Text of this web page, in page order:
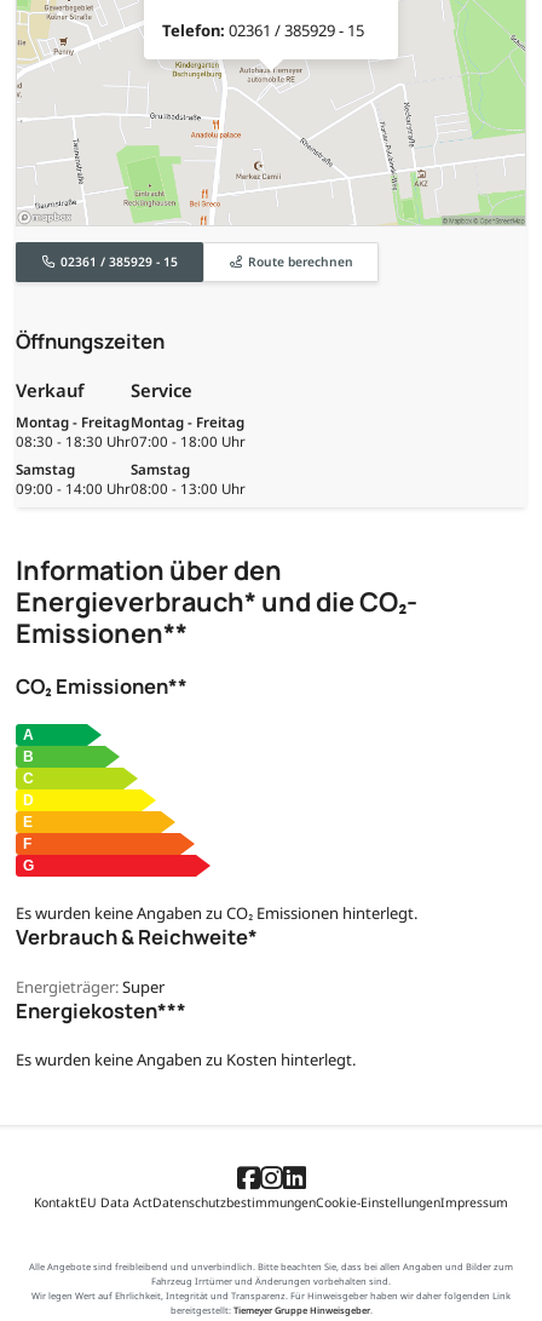
Telefon: 02361 / 385929 - 15
02361 / 385929 - 15 Route berechnen
Öffnungszeiten
Verkauf
Montag - Freitag
08:30 - 18:30 Uhr
Samstag
09:00 - 14:00 Uhr
Service
Montag - Freitag
07:00 - 18:00 Uhr
Samstag
08:00 - 13:00 Uhr
Information über den
Energieverbrauch* und die CO₂-
Emissionen**
CO₂ Emissionen**
Es wurden keine Angaben zu CO₂ Emissionen hinterlegt.
Verbrauch & Reichweite*
Energieträger:Super
Energiekosten***
Es wurden keine Angaben zu Kosten hinterlegt.
KontaktEU Data ActDatenschutzbestimmungenCookie-EinstellungenImpressum
Alle Angebote sind freibleibend und unverbindlich. Bitte beachten Sie, dass bei allen Angaben und Bilder zum
Fahrzeug Irrtümer und Änderungen vorbehalten sind.
Wir legen Wert auf Ehrlichkeit, Integrität und Transparenz. Für Hinweisgeber haben wir daher folgenden Link
bereitgestellt: Tiemeyer Gruppe Hinweisgeber.